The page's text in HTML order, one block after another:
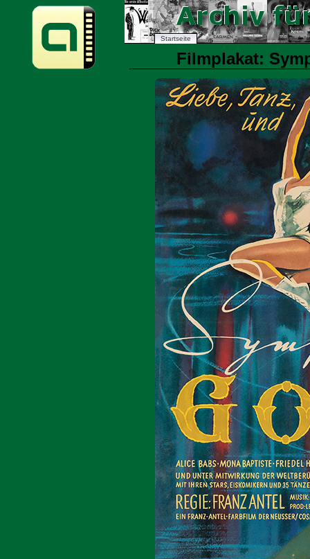
Startseite
Filmplakat: